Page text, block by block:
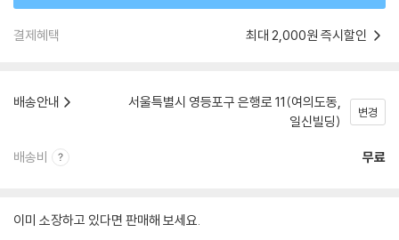
결제혜택 최대 2,000원 즉시할인
배송안내
서울특별시 영등포구 은행로 11(여의도동,
일신빌딩)
변경
배송비 무료
이미 소장하고 있다면 판매해 보세요.